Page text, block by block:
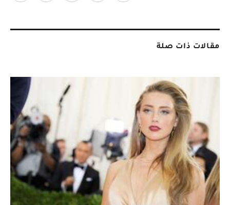
مقالات ذات صلة